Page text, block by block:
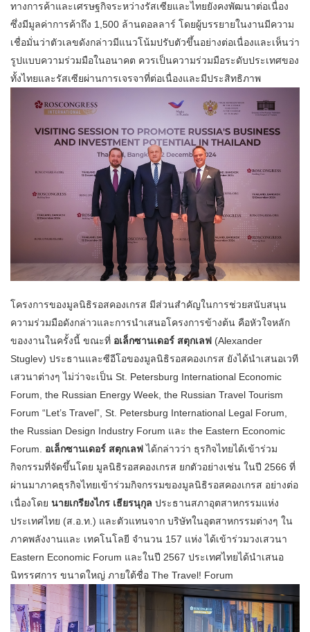
ทางการค้าและเศรษฐกิจระหว่างรัสเซียและไทยยังคงพัฒนาต่อเนื่อง
ซึ่งมีมูลค่าการค้าถึง 1,500 ล้านดอลลาร์ โดยผู้บรรยายในงานมีความ
เชื่อมั่นว่าตัวเลขดังกล่าวมีแนวโน้มปรับตัวขึ้นอย่างต่อเนื่องและเห็นว่า
รูปแบบความร่วมมือในอนาคต ควรเป็นความร่วมมือระดับประเทศของ
ทั้งไทยและรัสเซียผ่านการเจรจาที่ต่อเนื่องและมีประสิทธิภาพ
โครงการของมูลนิธิรอสคองเกรส มีส่วนสำคัญในการช่วยสนับสนุน
ความร่วมมือดังกล่าวและการนำเสนอโครงการข้างต้น คือหัวใจหลัก
ของงานในครั้งนี้ ขณะที่ อเล็กซานเดอร์ สตุกเลฟ (Alexander
Stuglev) ประธานและซีอีโอของมูลนิธิรอสคองเกรส ยังได้นำเสนอเวที
เสวนาต่างๆ ไม่ว่าจะเป็น St. Petersburg International Economic
Forum, the Russian Energy Week, the Russian Travel Tourism
Forum “Let’s Travel”, St. Petersburg International Legal Forum,
the Russian Design Industry Forum และ the Eastern Economic
Forum. อเล็กซานเดอร์ สตุกเลฟได้กล่าวว่า ธุรกิจไทยได้เข้าร่วม
กิจกรรมที่จัดขึ้นโดย มูลนิธิรอสคองเกรส ยกตัวอย่างเช่น ในปี 2566 ที่
ผ่านมาภาคธุรกิจไทยเข้าร่วมกิจกรรมของมูลนิธิรอสคองเกรส อย่างต่อ
เนื่องโดย นายเกรียงไกร เธียรนุกุล ประธานสภาอุตสาหกรรมแห่ง
ประเทศไทย (ส.อ.ท.) และตัวแทนจาก บริษัทในอุตสาหกรรมต่างๆ ใน
ภาคพลังงานและ เทคโนโลยี จำนวน 157 แห่ง ได้เข้าร่วมวงเสวนา
Eastern Economic Forum และในปี 2567 ประเทศไทยได้นำเสนอ
นิทรรศการ ขนาดใหญ่ ภายใต้ชื่อ The Travel! Forum